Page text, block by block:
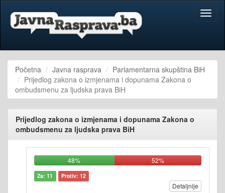
Početna Javna rasprava
Parlamentarna skupština BiH
Prijedlog zakona o izmjenama i dopunama Zakona o
ombudsmenu za ljudska prava BiH
Prijedlog zakona o izmjenama i dopunama Zakona o
ombudsmenu za ljudska prava BiH
48% 52%
Za: 11 Protiv: 12
Detaljnije